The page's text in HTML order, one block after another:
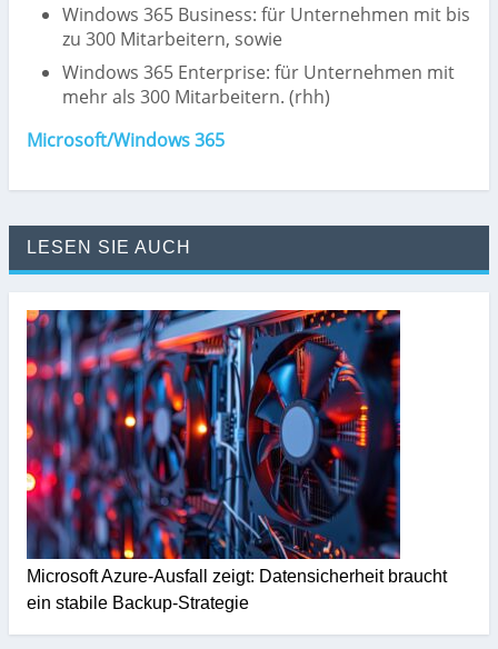
Windows 365 Business: für Unternehmen mit bis
zu 300 Mitarbeitern, sowie
Windows 365 Enterprise: für Unternehmen mit
mehr als 300 Mitarbeitern. (rhh)
Microsoft/Windows 365
LESEN SIE AUCH
Microsoft Azure-Ausfall zeigt: Datensicherheit braucht
ein stabile Backup-Strategie